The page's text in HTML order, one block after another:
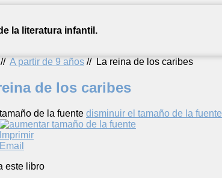
la literatura infantil.
// A partir de 9 años // La reina de los caribes
de los caribes
tamaño de la fuente disminuir el tamaño de la fuente
Imprimir
Email
este libro